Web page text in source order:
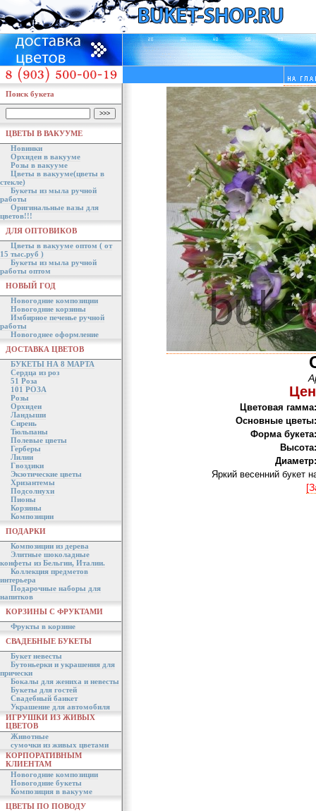
Поиск букета
ЦВЕТЫ В ВАКУУМЕ
Новинки
Орхидеи в вакууме
Розы в вакууме
Цветы в вакууме(цветы в
стекле)
Букеты из мыла ручной
работы
Оригинальные вазы для
цветов!!!
ДЛЯ ОПТОВИКОВ
Цветы в вакууме оптом ( от
15 тыс.руб )
Букеты из мыла ручной
работы оптом
НОВЫЙ ГОД
Новогодние композиции
Новогодние корзины
Имбирное печенье ручной
работы
Новогоднее оформление
ДОСТАВКА ЦВЕТОВ
БУКЕТЫ НА 8 МАРТА
Сердца из роз
51 Роза
101 РОЗА
Розы
Орхидеи
Ландыши
Сирень
Тюльпаны
Полевые цветы
Герберы
Лилии
Гвоздики
Экзотические цветы
Хризантемы
Подсолнухи
Пионы
Корзины
Композиции
ПОДАРКИ
Композиции из дерева
Элитные шоколадные
конфеты из Бельгии, Италии.
Коллекция предметов
интерьера
Подарочные наборы для
напитков
КОРЗИНЫ С ФРУКТАМИ
Фрукты в корзине
СВАДЕБНЫЕ БУКЕТЫ
Букет невесты
Бутоньерки и украшения для
прически
Бокалы для жениха и невесты
Букеты для гостей
Свадебный банкет
Украшение для автомобиля
ИГРУШКИ ИЗ ЖИВЫХ
ЦВЕТОВ
Животные
сумочки из живых цветами
КОРПОРАТИВНЫМ
КЛИЕНТАМ
Новогодние композиции
Новогодние букеты
Композиция в вакууме
ЦВЕТЫ ПО ПОВОДУ
Цветовая гамма:
Основные цветы:
Форма букета:
Высота:
Диаметр:
Яркий весенний букет